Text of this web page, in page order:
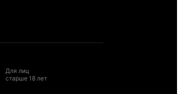
Для лиц
старше 18 лет